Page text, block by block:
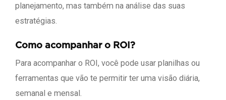
planejamento, mas também na análise das suas
estratégias.
Como acompanhar o ROI?
Para acompanhar o ROI, você pode usar planilhas ou
ferramentas que vão te permitir ter uma visão diária,
semanal e mensal.